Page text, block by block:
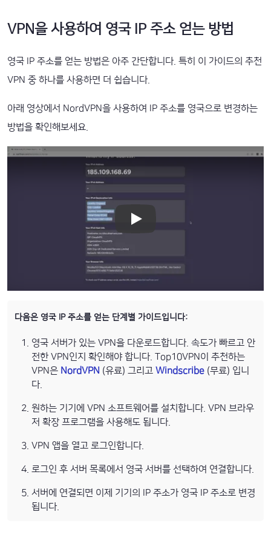
VPN을 사용하여 영국 IP 주소 얻는 방법
영국 IP 주소를 얻는 방법은 아주 간단합니다. 특히 이 가이드의 추천
VPN 중 하나를 사용하면 더 쉽습니다.
아래 영상에서 NordVPN을 사용하여 IP 주소를 영국으로 변경하는
방법을 확인해보세요.
다음은 영국 IP 주소를 얻는 단계별 가이드입니다:
영국 서버가 있는 VPN을 다운로드합니다. 속도가 빠르고 안
전한 VPN인지 확인해야 합니다. Top10VPN이 추천하는
VPN은 NordVPN (유료) 그리고 Windscribe (무료) 입니
다.
원하는 기기에 VPN 소프트웨어를 설치합니다. VPN 브라우
저 확장 프로그램을 사용해도 됩니다.
VPN 앱을 열고 로그인합니다.
로그인 후 서버 목록에서 영국 서버를 선택하여 연결합니다.
서버에 연결되면 이제 기기의 IP 주소가 영국 IP 주소로 변경
됩니다.